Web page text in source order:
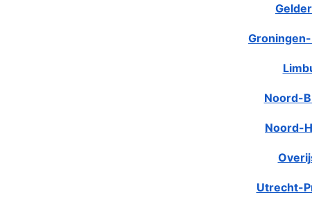
Noord-
Noord-
Utrecht-